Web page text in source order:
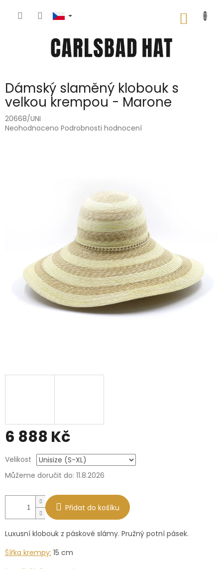
Dámský slaměný klobouk s
velkou krempou - Marone
20668/UNI
Průměrné
Neohodnoceno Podrobnosti hodnocení
6 888 Kč
cena:
Velikost
Můžeme doručit do: 11.8.2026
Přidat do košíku
Luxusní klobouk z páskové slámy. Pružný potní pásek.
Šířka krempy: 15 cm